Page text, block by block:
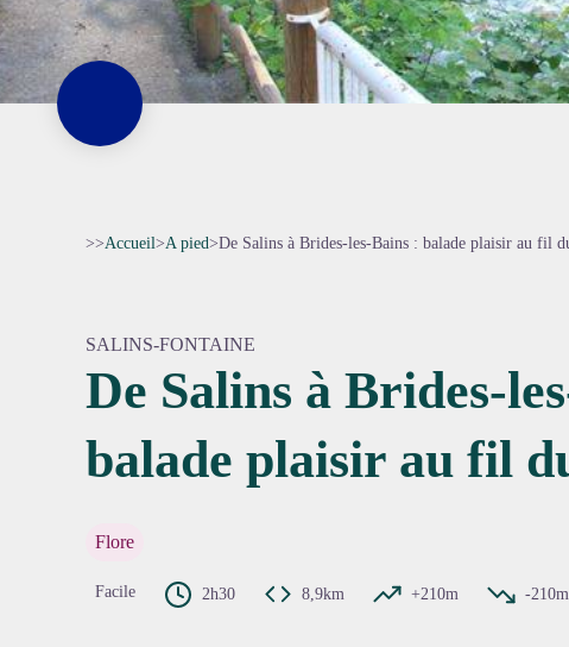
Voir l'image
>>Accueil>A pied>De Salins à Brides-les-Bains : balade plaisir au fil
SALINS-FONTAINE
De Salins à Brides-
balade plaisir au fil
Flore
Facile 2h30 8,9km +210m -210m